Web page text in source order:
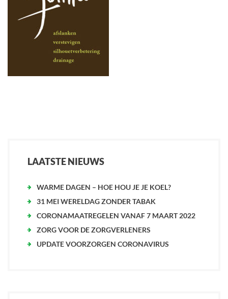
LAATSTE NIEUWS
WARME DAGEN – HOE HOU JE JE KOEL?
31 MEI WERELDAG ZONDER TABAK
CORONAMAATREGELEN VANAF 7 MAART 2022
ZORG VOOR DE ZORGVERLENERS
UPDATE VOORZORGEN CORONAVIRUS